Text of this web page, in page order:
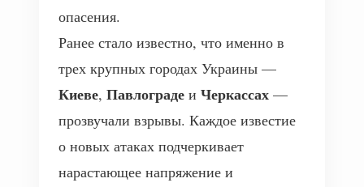
опасения.
Ранее стало известно, что именно в
трех крупных городах Украины —
Киеве, Павлограде и Черкассах —
прозвучали взрывы. Каждое известие
о новых атаках подчеркивает
нарастающее напряжение и